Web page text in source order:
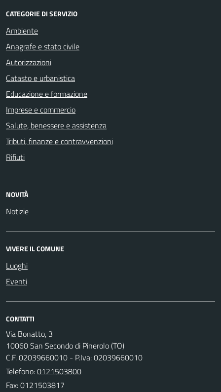
CATEGORIE DI SERVIZIO
Ambiente
Anagrafe e stato civile
Autorizzazioni
Catasto e urbanistica
Educazione e formazione
Imprese e commercio
Salute, benessere e assistenza
Tributi, finanze e contravvenzioni
Rifiuti
NOVITÀ
Notizie
VIVERE IL COMUNE
Luoghi
Eventi
CONTATTI
Via Bonatto, 3
10060 San Secondo di Pinerolo (TO)
C.F. 02039660010 - P.Iva: 02039660010
Telefono:0121503800
Fax: 0121503817